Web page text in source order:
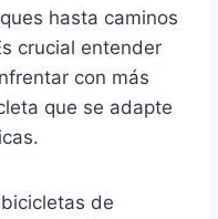
hasta caminos
crucial entender
con más
que se adapte
de